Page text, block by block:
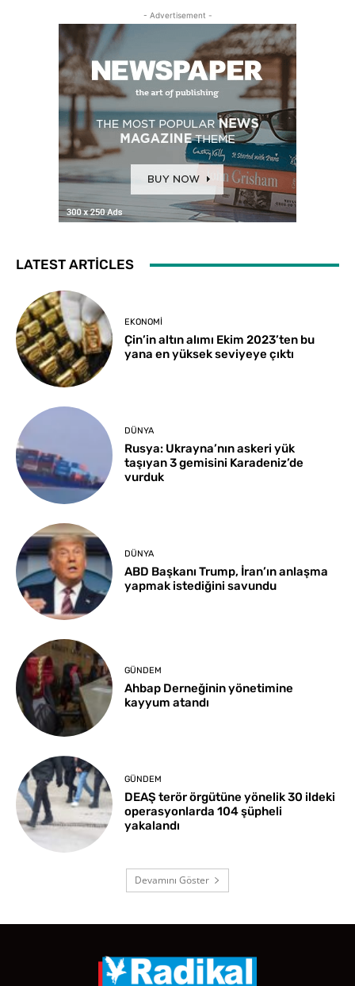
- Advertisement -
LATEST ARTICLES
EKONOMI
Çin’in altın alımı Ekim 2023’ten bu
yana en yüksek seviyeye çıktı
DÜNYA
Rusya: Ukrayna’nın askeri yük
taşıyan 3 gemisini Karadeniz’de
vurduk
DÜNYA
ABD Başkanı Trump, İran’ın anlaşma
yapmak istediğini savundu
GÜNDEM
Ahbap Derneğinin yönetimine
kayyum atandı
GÜNDEM
DEAŞ terör örgütüne yönelik 30 ildeki
operasyonlarda 104 şüpheli
yakalandı
Devamını Göster